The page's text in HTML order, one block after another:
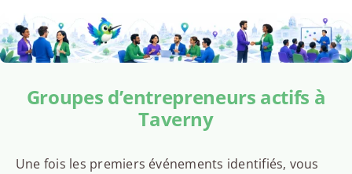
Groupes d’entrepreneurs actifs à
Taverny
Une fois les premiers événements identifiés, vous